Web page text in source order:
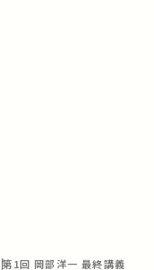
第1回 岡部洋一 最終講義